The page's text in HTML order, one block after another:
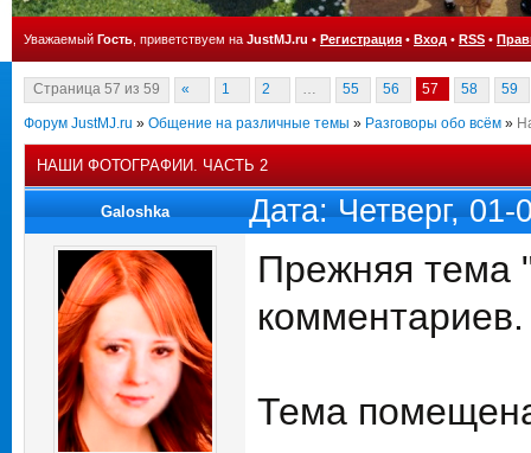
Уважаемый Гость , приветствуем на JustMJ.ru • Регистрация • Вход • RSS •
Страница 57 из 59 « 1 2 … 55 56 57 58 59
Форум JustMJ.ru » Общение на различные темы » Разговоры обо всём »
НАШИ ФОТОГРАФИИ. ЧАСТЬ 2
Galoshka Дата: Четверг,
Прежняя тема
комментариев.
Тема